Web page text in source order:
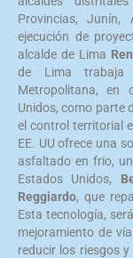
Provincias,
ejecución de
alcalde de Lima
de Lima trabaja
Metropolitana, en
Unidos, como parte
el control territorial
EE. UU ofrece una
asfaltado en frio,
Estados Unidos,
Reggiardo, que
Esta tecnología,
mejoramiento de
reducir los riesgos